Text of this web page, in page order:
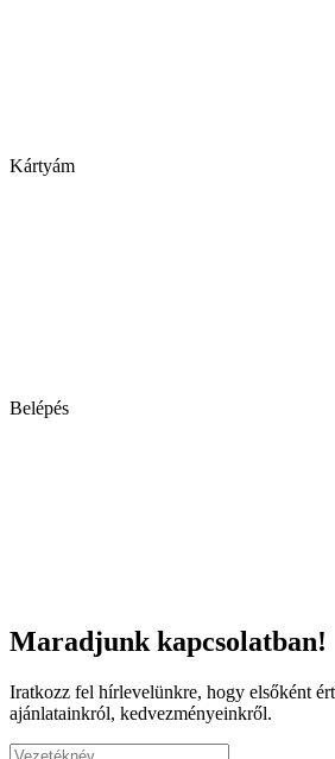
Kártyám
Belépés
Maradjunk kapcsolatban!
Iratkozz fel hírlevelünkre, hogy elsőként
ajánlatainkról, kedvezményeinkről.